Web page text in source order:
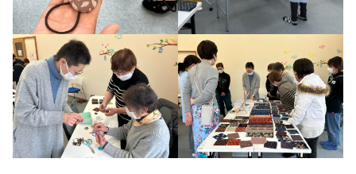
子育て支援・わいわいひろば